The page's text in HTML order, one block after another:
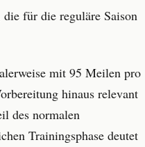
für die reguläre Saison
mit 95 Meilen pro
hinaus relevant
des normalen
Trainingsphase deutet